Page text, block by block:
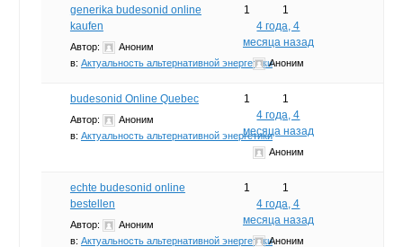
generika budesonid online
kaufen
Автор:
Аноним
в: Актуальность альтернативной энергетики
1
1
4 года, 4
месяца назад
Аноним
budesonid Online Quebec
Автор:
Аноним
в: Актуальность альтернативной энергетики
1
1
4 года, 4
месяца назад
Аноним
echte budesonid online
bestellen
Автор:
Аноним
в: Актуальность альтернативной энергетики
1
1
4 года, 4
месяца назад
Аноним